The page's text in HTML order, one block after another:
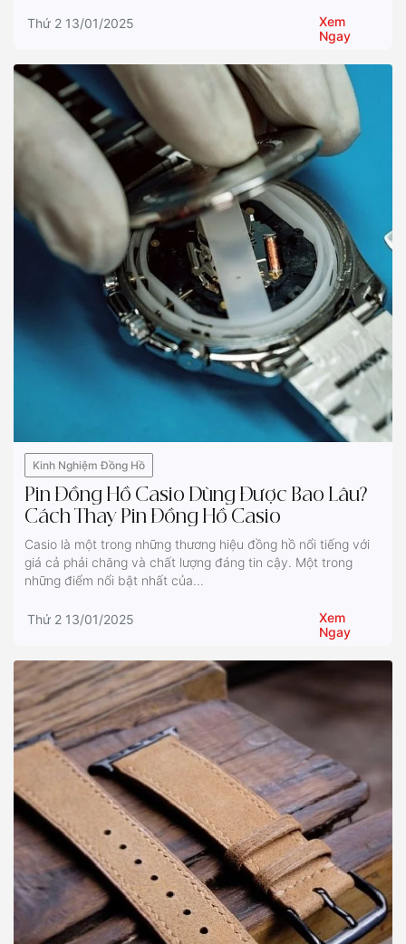
Thứ 2 13/01/2025
Xem
Ngay
Kinh Nghiệm Đồng Hồ
Pin Đồng Hồ Casio Dùng Được Bao Lâu?
Cách Thay Pin Đồng Hồ Casio
Casio là một trong những thương hiệu đồng hồ nổi tiếng với
giá cả phải chăng và chất lượng đáng tin cậy. Một trong
những điểm nổi bật nhất của...
Thứ 2 13/01/2025
Xem
Ngay